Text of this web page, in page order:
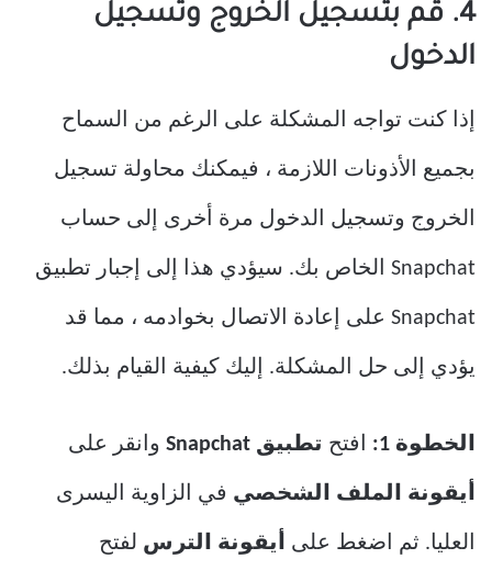
4. قم بتسجيل الخروج وتسجيل
الدخول
إذا كنت تواجه المشكلة على الرغم من السماح
بجميع الأذونات اللازمة ، فيمكنك محاولة تسجيل
الخروج وتسجيل الدخول مرة أخرى إلى حساب
Snapchat الخاص بك. سيؤدي هذا إلى إجبار تطبيق
Snapchat على إعادة الاتصال بخوادمه ، مما قد
يؤدي إلى حل المشكلة. إليك كيفية القيام بذلك.
الخطوة 1: افتح تطبيق Snapchat وانقر على
أيقونة الملف الشخصي في الزاوية اليسرى
العليا. ثم اضغط على أيقونة الترس لفتح